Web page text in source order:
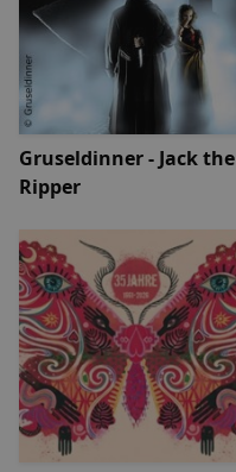
Gruseldinner - Jack the
Ripper